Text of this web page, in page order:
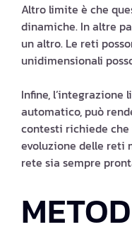
Altro limite è che
dinamiche. In altre
un altro. Le reti
unidimensionali
Infine,
automatico, può
contesti richiede
evoluzione delle reti
rete sia sempre